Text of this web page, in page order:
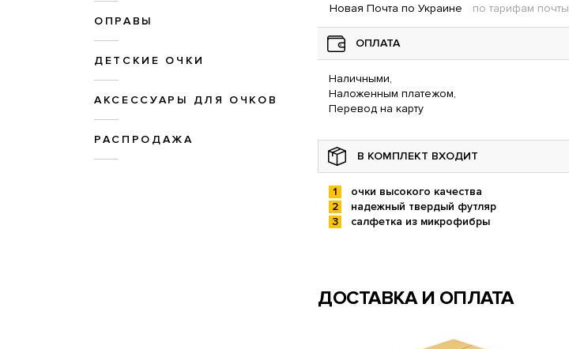
ОПРАВЫ
ДЕТСКИЕ ОЧКИ
АКСЕССУАРЫ ДЛЯ ОЧКОВ
РАСПРОДАЖА
Новая Почта по Украине по тарифам почты
ОПЛАТА
Наличными,
Наложенным платежом,
Перевод на карту
В КОМПЛЕКТ ВХОДИТ
очки высокого качества
надежный твердый футляр
салфетка из микрофибры
ДОСТАВКА И ОПЛАТА